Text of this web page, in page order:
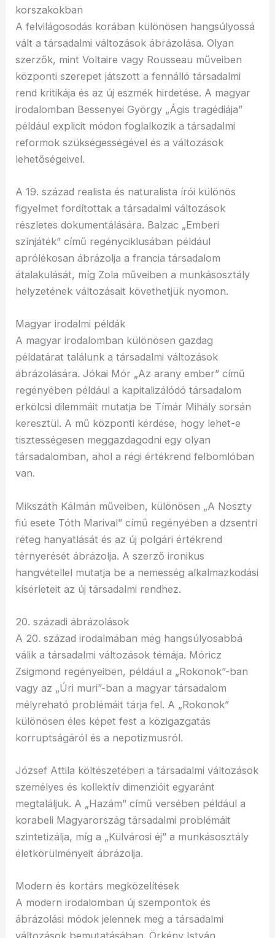
korszakokban
A felvilágosodás korában különösen hangsúlyossá
vált a társadalmi változások ábrázolása. Olyan
szerzők, mint Voltaire vagy Rousseau műveiben
központi szerepet játszott a fennálló társadalmi
rend kritikája és az új eszmék hirdetése. A magyar
irodalomban Bessenyei György „Ágis tragédiája”
például explicit módon foglalkozik a társadalmi
reformok szükségességével és a változások
lehetőségeivel.
A 19. század realista és naturalista írói különös
figyelmet fordítottak a társadalmi változások
részletes dokumentálására. Balzac „Emberi
színjáték” című regényciklusában például
aprólékosan ábrázolja a francia társadalom
átalakulását, míg Zola műveiben a munkásosztály
helyzetének változásait követhetjük nyomon.
Magyar irodalmi példák
A magyar irodalomban különösen gazdag
példatárat találunk a társadalmi változások
ábrázolására. Jókai Mór „Az arany ember” című
regényében például a kapitalizálódó társadalom
erkölcsi dilemmáit mutatja be Tímár Mihály sorsán
keresztül. A mű központi kérdése, hogy lehet-e
tisztességesen meggazdagodni egy olyan
társadalomban, ahol a régi értékrend felbomlóban
van.
Mikszáth Kálmán műveiben, különösen „A Noszty
fiú esete Tóth Marival” című regényében a dzsentri
réteg hanyatlását és az új polgári értékrend
térnyerését ábrázolja. A szerző ironikus
hangvétellel mutatja be a nemesség alkalmazkodási
kísérleteit az új társadalmi rendhez.
20. századi ábrázolások
A 20. század irodalmában még hangsúlyosabbá
válik a társadalmi változások témája. Móricz
Zsigmond regényeiben, például a „Rokonok”-ban
vagy az „Úri muri”-ban a magyar társadalom
mélyreható problémáit tárja fel. A „Rokonok”
különösen éles képet fest a közigazgatás
korruptságáról és a nepotizmusról.
József Attila költészetében a társadalmi változások
személyes és kollektív dimenzióit egyaránt
megtaláljuk. A „Hazám” című versében például a
korabeli Magyarország társadalmi problémáit
szintetizálja, míg a „Külvárosi éj” a munkásosztály
életkörülményeit ábrázolja.
Modern és kortárs megközelítések
A modern irodalomban új szempontok és
ábrázolási módok jelennek meg a társadalmi